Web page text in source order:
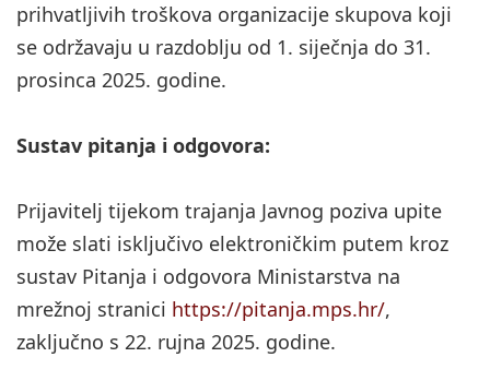
prihvatljivih troškova organizacije skupova koji
se održavaju u razdoblju od 1. siječnja do 31.
prosinca 2025. godine.
Sustav pitanja i odgovora:
Prijavitelj tijekom trajanja Javnog poziva upite
može slati isključivo elektroničkim putem kroz
sustav Pitanja i odgovora Ministarstva na
mrežnoj stranici https://pitanja.mps.hr/,
zaključno s 22. rujna 2025. godine.